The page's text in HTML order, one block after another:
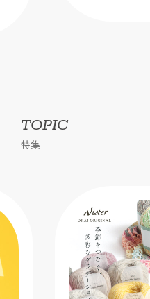
TOPIC
特集